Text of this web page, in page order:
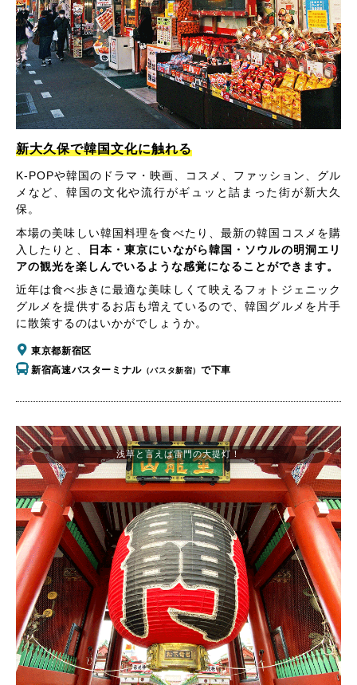
新大久保で韓国文化に触れる
K-POPや韓国のドラマ・映画、コスメ、ファッション、グル
メなど、韓国の文化や流行がギュッと詰まった街が新大久
保。
本場の美味しい韓国料理を食べたり、最新の韓国コスメを購
入したりと、
日本・東京にいながら韓国・ソウルの明洞エリ
アの観光を楽しんでいるような感覚になることができます。
近年は食べ歩きに最適な美味しくて映えるフォトジェニック
グルメを提供するお店も増えているので、韓国グルメを片手
に散策するのはいかがでしょうか。
東京都新宿区
新宿高速バスターミナル（バスタ新宿） で下車
浅草と言えば雷門の大提灯！